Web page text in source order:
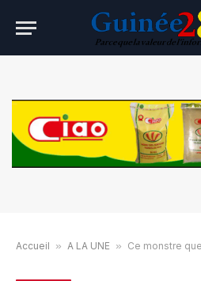
Accueil » A LA UNE » Ce monstre